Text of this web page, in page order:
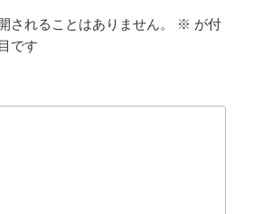
されることはありません。 ※ が付
です